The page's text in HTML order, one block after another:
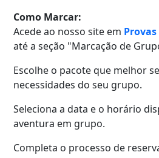
Como Marcar:
Acede ao nosso site em
até a seção "Marcação de
Escolhe o pacote que melhor
necessidades do seu grupo.
Seleciona a data e o horário
aventura em grupo.
Completa o processo de